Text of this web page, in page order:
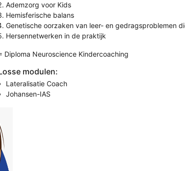
Ademzorg voor Kids
Hemisferische balans
Genetische oorzaken van leer- en gedragsproblemen
Hersennetwerken in de praktijk
Diploma Neuroscience Kindercoaching
modulen:
Lateralisatie Coach
Johansen-IAS